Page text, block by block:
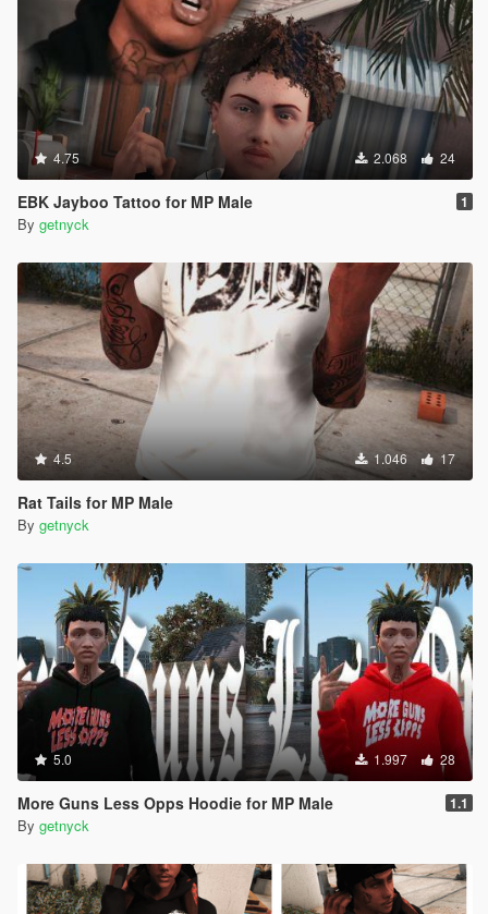
4.75 2.068 24
EBK Jayboo Tattoo for MP Male 1
By getnyck
4.5 1.046 17
Rat Tails for MP Male
By getnyck
5.0 1.997 28
More Guns Less Opps Hoodie for MP Male 1.1
By getnyck